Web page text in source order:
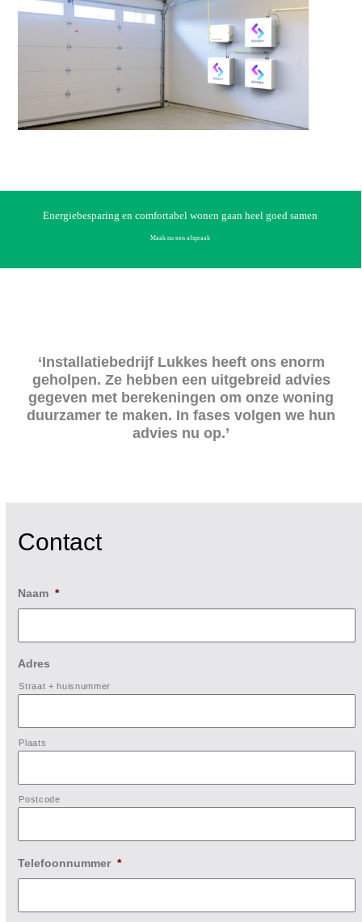
Energiebesparing en comfortabel wonen gaan heel goed samen
Maak nu een afspraak
‘Installatiebedrijf Lukkes heeft ons enorm
geholpen. Ze hebben een uitgebreid advies
gegeven met berekeningen om onze woning
duurzamer te maken. In fases volgen we hun
advies nu op.’
Contact
Naam *
Adres
Straat + huisnummer
Plaats
Postcode
Telefoonnummer *